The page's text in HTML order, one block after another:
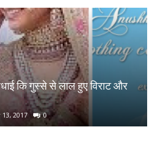
कि गुस्से से लाल हुए विराट और
2017 0